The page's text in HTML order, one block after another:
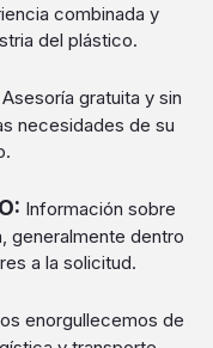
combinada y
del plástico.
Asesoría gratuita y sin
necesidades de su
Información sobre
generalmente dentro
a la solicitud.
enorgullecemos de